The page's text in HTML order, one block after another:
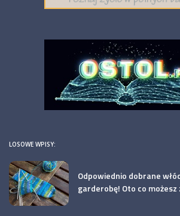
LOSOWE WPISY:
Odpowiednio dobrane
garderobę! Oto co możesz